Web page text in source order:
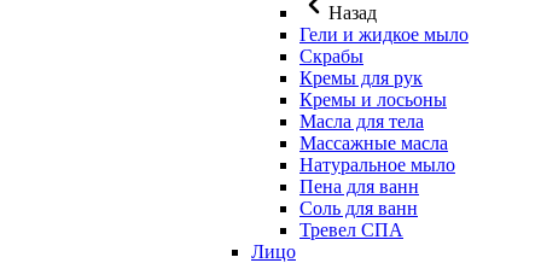
Назад
Гели и жидкое мыло
Скрабы
Кремы для рук
Кремы и лосьоны
Масла для тела
Массажные масла
Натуральное мыло
Пена для ванн
Соль для ванн
Тревел СПА
Лицо